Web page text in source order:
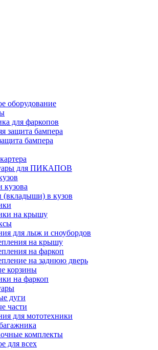
оборудование
для фаркопов
защита бампера
бампера
для ПИКАПОВ
(вкладыши) в кузов
на крышу
для лыж и сноубордов
на крышу
на фаркоп
на заднюю дверь
корзины
на фаркоп
дуги
части
для мототехники
комплекты
для всех